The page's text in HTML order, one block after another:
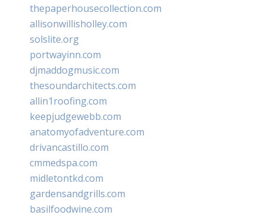
thepaperhousecollection.com
allisonwillisholley.com
solslite.org
portwayinn.com
djmaddogmusic.com
thesoundarchitects.com
allin1roofing.com
keepjudgewebb.com
anatomyofadventure.com
drivancastillo.com
cmmedspa.com
midletontkd.com
gardensandgrills.com
basilfoodwine.com